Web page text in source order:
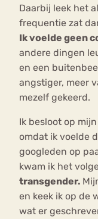
Daarbij leek het
frequentie zat
Ik voelde geen
andere dingen
en een
angstiger, meer
mezelf gekeerd.
Ik besloot op
omdat ik voelde
googleden op
kwam ik het
transgender.
en keek ik op de
wat er